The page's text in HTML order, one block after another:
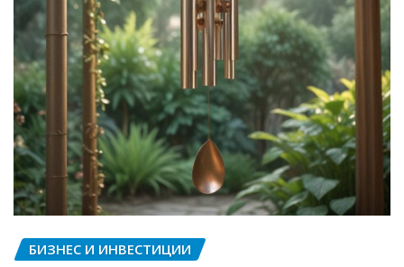
БИЗНЕС И ИНВЕСТИЦИИ